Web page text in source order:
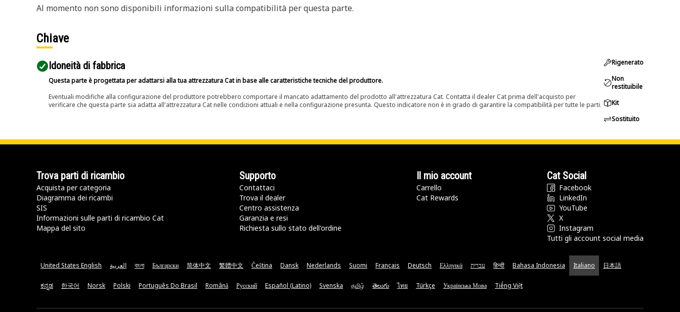
Al momento non sono disponibili informazioni sulla compatibilità per questa parte.
Chiave
Idoneità di fabbrica
Questa parte è progettata per adattarsi alla tua attrezzatura Cat in base alle caratteristiche tecniche del produttore.
Eventuali modifiche alla configurazione del produttore potrebbero comportare il mancato adattamento del prodotto all'attrezzatura Cat. Contatta il dealer Cat prima dell'acquisto per
verificare che questa parte sia adatta all'attrezzatura Cat nelle condizioni attuali e nella configurazione presunta. Questo indicatore non è in grado di garantire la compatibilità per tutte le parti.
Rigenerato
Non
restituibile
Kit
Sostituito
Trova parti di ricambio
Acquista per categoria
Diagramma dei ricambi
SIS
Informazioni sulle parti di ricambio Cat
Mappa del sito
Supporto
Contattaci
Trova il dealer
Centro assistenza
Garanzia e resi
Richiesta sullo stato dell'ordine
Il mio account
Carrello
Cat Rewards
Cat Social
Facebook
LinkedIn
YouTube
X
Instagram
Tutti gli account social media
United States English العربية বাংলা Български 简体中文 繁體中文 Čeština Dansk Nederlands Suomi Français Deutsch Ελληνικά עברית हिन्दी Bahasa Indonesia Italiano 日本語
ಕನ್ನಡ 한국어 Norsk Polski Português Do Brasil Română Русский Español (Latino) Svenska தமிழ் తెలుగు ไทย Türkçe Українська Мова Tiếng Việt